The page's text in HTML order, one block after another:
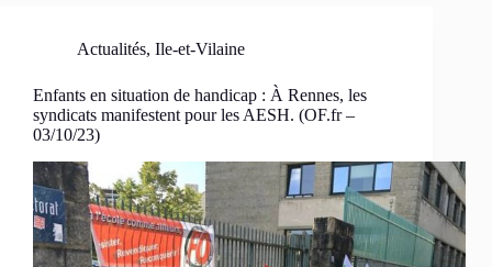
Actualités, Ile-et-Vilaine
Enfants en situation de handicap : À Rennes, les
syndicats manifestent pour les AESH. (OF.fr –
03/10/23)